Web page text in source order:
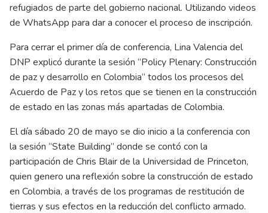
refugiados de parte del gobierno nacional. Utilizando videos
de WhatsApp para dar a conocer el proceso de inscripción.
Para cerrar el primer día de conferencia, Lina Valencia del
DNP explicó durante la sesión “Policy Plenary: Construcción
de paz y desarrollo en Colombia” todos los procesos del
Acuerdo de Paz y los retos que se tienen en la construcción
de estado en las zonas más apartadas de Colombia.
El día sábado 20 de mayo se dio inicio a la conferencia con
la sesión “State Building” donde se contó con la
participación de Chris Blair de la Universidad de Princeton,
quien genero una reflexión sobre la construcción de estado
en Colombia, a través de los programas de restitución de
tierras y sus efectos en la reducción del conflicto armado.